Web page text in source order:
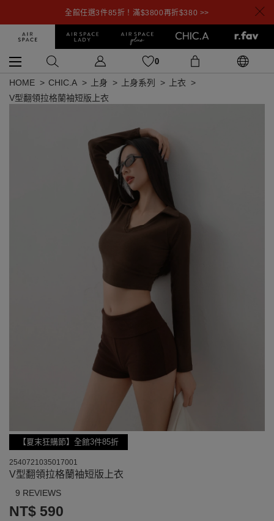
全館任選3件85折！滿$3800再折$380 >>
0
HOME CHIC.A 上身 上身系列
上衣
V型翻領拉格蘭袖短版上衣
【夏末狂購節】全館3件85折
2540721035017001
V型翻領拉格蘭袖短版上衣
9 REVIEWS
NT$ 590